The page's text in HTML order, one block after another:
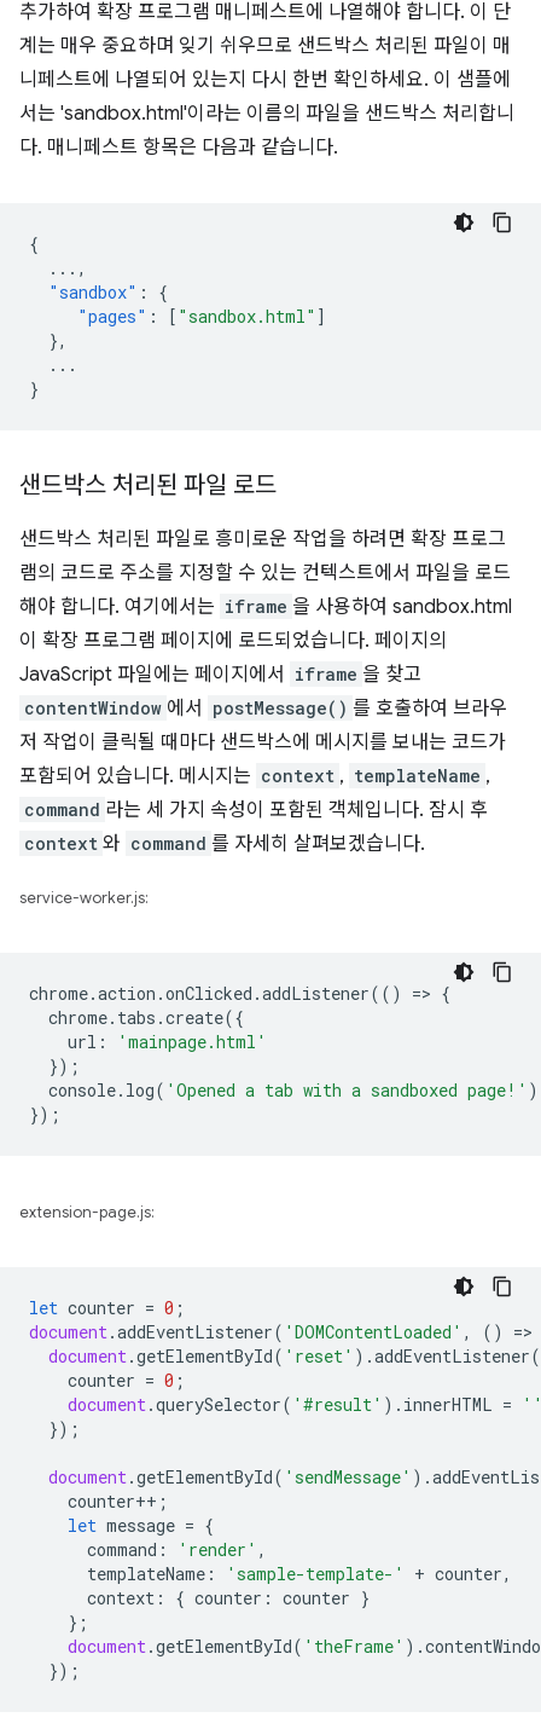
추가하여 확장 프로그램 매니페스트에 나열해야 합니다. 이 단
계는 매우 중요하며 잊기 쉬우므로 샌드박스 처리된 파일이 매
니페스트에 나열되어 있는지 다시 한번 확인하세요. 이 샘플에
서는 'sandbox.html'이라는 이름의 파일을 샌드박스 처리합니
다. 매니페스트 항목은 다음과 같습니다.
{
... ,
"sandbox" :
{
"pages" : [ "sandbox.html" ]
},
...
}
샌드박스 처리된 파일 로드
샌드박스 처리된 파일로 흥미로운 작업을 하려면 확장 프로그
램의 코드로 주소를 지정할 수 있는 컨텍스트에서 파일을 로드
해야 합니다. 여기에서는 iframe 을 사용하여 sandbox.html
이 확장 프로그램 페이지에 로드되었습니다. 페이지의
JavaScript 파일에는 페이지에서
iframe 을 찾고
contentWindow 에서 postMessage() 를 호출하여 브라우
저 작업이 클릭될 때마다 샌드박스에 메시지를 보내는 코드가
포함되어 있습니다. 메시지는 context , templateName ,
command 라는 세 가지 속성이 포함된 객체입니다. 잠시 후
context 와 command 를 자세히 살펴보겠습니다.
service-worker.js:
chrome.action .onClicked .addListener(() => {
chrome. tabs .create({
url :
'mainpage.html'
});
console. log( 'Opened a tab with a sandboxed page!'
});
extension-page.js:
let counter = 0 ;
document.addEventListener( 'DOMContentLoaded' , () =>
document.getElementById( 'reset' ).addEventListener(
counter = 0 ;
document.querySelector( '#result' ). innerHTML =
});
document.getElementById( 'sendMessage' ).
counter++ ;
let message = {
command : 'render' ,
templateName : 'sample-template-' + counter,
context : { counter : counter }
};
document.getElementById( 'theFrame' ).
});